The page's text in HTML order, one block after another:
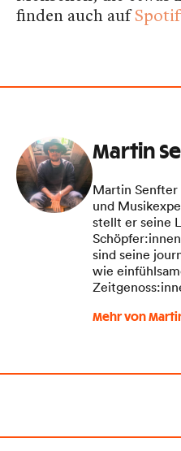
finden auch auf
Martin
Martin
und
stellt er seine
sind seine
wie
Mehr von